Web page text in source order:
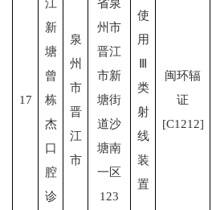
17
江
新
塘
曾
栋
杰
口
腔
诊
泉
州
市
晋
江
市
省泉
州市
晋江
市新
塘街
道沙
塘南
一区
123
使
用
Ⅲ
类
射
线
装
置
闽环辐
证
[C1212]